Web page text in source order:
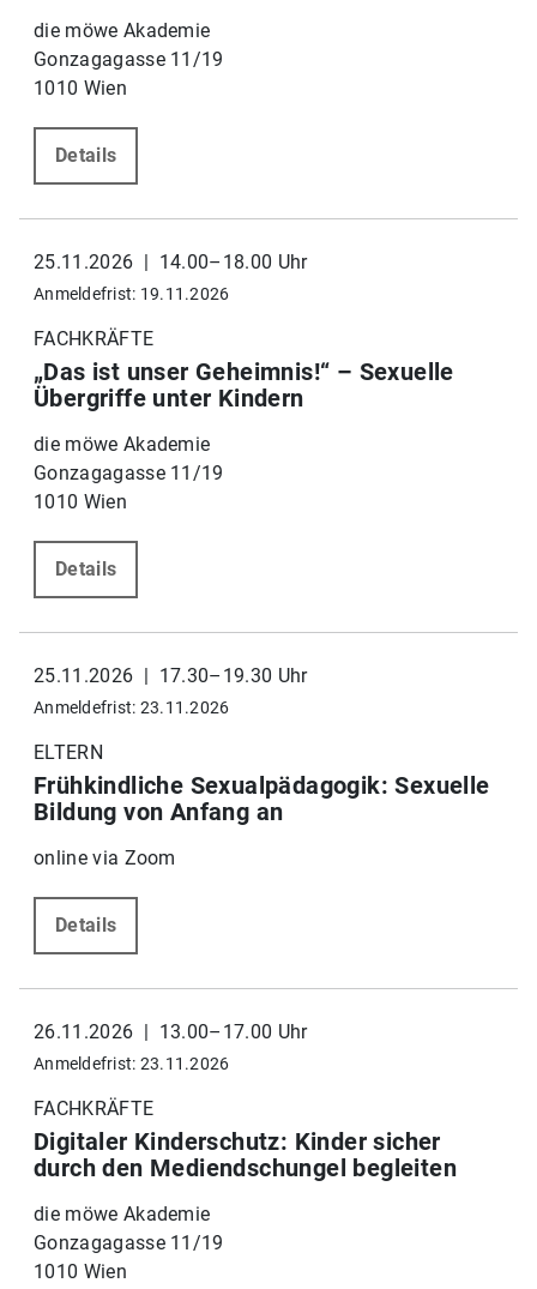
die möwe Akademie
Gonzagagasse 11/19
1010 Wien
Details
25.11.2026 | 14.00–18.00 Uhr
Anmeldefrist: 19.11.2026
FACHKRÄFTE
„Das ist unser Geheimnis!“ – Sexuelle
Übergriffe unter Kindern
die möwe Akademie
Gonzagagasse 11/19
1010 Wien
Details
25.11.2026 | 17.30–19.30 Uhr
Anmeldefrist: 23.11.2026
ELTERN
Frühkindliche Sexualpädagogik: Sexuelle
Bildung von Anfang an
online via Zoom
Details
26.11.2026 | 13.00–17.00 Uhr
Anmeldefrist: 23.11.2026
FACHKRÄFTE
Digitaler Kinderschutz: Kinder sicher
durch den Mediendschungel begleiten
die möwe Akademie
Gonzagagasse 11/19
1010 Wien